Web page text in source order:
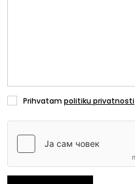
Prihvatampolitiku privatnosti